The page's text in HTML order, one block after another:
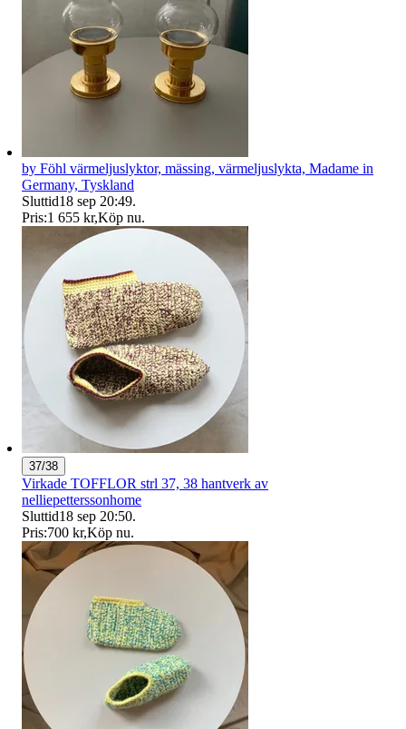
by Föhl värmeljuslyktor, mässing, värmeljuslykta, Madame in
Germany, Tyskland
Sluttid18 sep 20:49.
Pris:1 655 kr,Köp nu.
37/38
Virkade TOFFLOR strl 37, 38 hantverk av
nelliepetterssonhome
Sluttid18 sep 20:50.
Pris:700 kr,Köp nu.